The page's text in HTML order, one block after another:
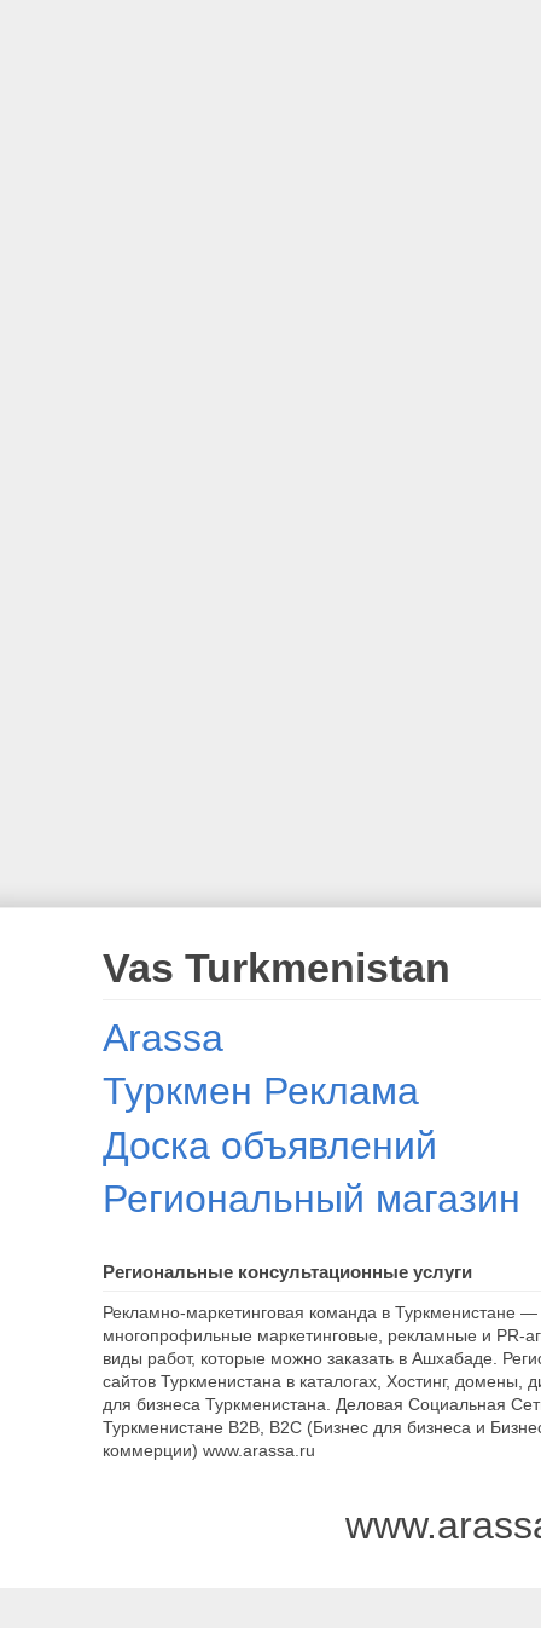
Vas Turkmenistan
Arassa
Туркмен Реклама
Доска объявлений
Региональный магазин
Региональные консультационные услуги
Рекламно-маркетинговая команда в Туркменистане —
многопрофильные маркетинговые, рекламные и PR-
виды работ, которые можно заказать в Ашхабаде.
сайтов Туркменистана в каталогах, Хостинг, домены,
для бизнеса Туркменистана. Деловая Социальная
Туркменистане B2B, B2C (Бизнес для бизнеса и
коммерции) www.arassa.ru